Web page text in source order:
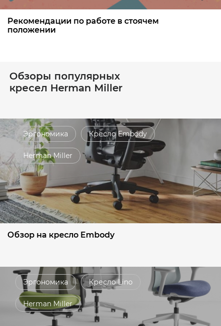
Рекомендации по работе в стоячем
положении
Обзоры популярных
кресел Herman Miller
Эргономика Кресло Embody
Herman Miller
Обзор на кресло Embody
Эргономика Кресло Lino
Herman Miller